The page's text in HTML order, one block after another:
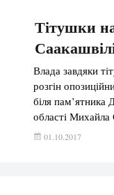
Тітушки
Влада завдяки
розгін
біля пам’ятника
області Михайла
подій. Біля
01.10.2017